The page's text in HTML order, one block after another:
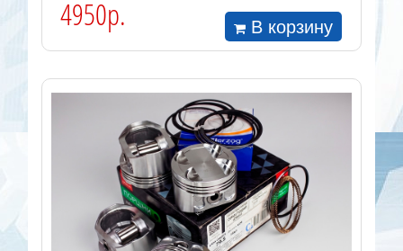
4950р. В корзину